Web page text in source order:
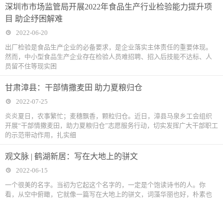
深圳市市场监管局开展2022年食品生产行业检验能力提升项
目 助企纾困解难
2022-06-20
出厂检验是食品生产企业的必备要求，是企业落实主体责任的重要体现。
然而，中小型食品生产企业存在检验人员难招聘、招入后技能不达标、人
员留不住等现实困
甘肃漳县：干部情撒麦田 助力夏粮归仓
2022-07-25
炎炎夏日，农事繁忙；麦穗飘香，颗粒归仓。近日，漳县马泉乡工会组织
开展“干部情撒麦田，助力夏粮归仓”志愿服务行动，切实发挥广大干部职工
的示范带动作用，扎实细
观文脉 | 鹤湖新居：写在大地上的骈文
2022-06-15
一个很美的名字。当初为它起这个名字的，一定是个饱读诗书的人。你
看，从空中俯瞰，它就像一篇写在大地上的骈文，词藻华丽也好，朴素也